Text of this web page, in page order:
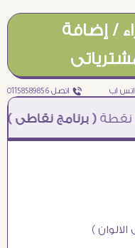
/ إضافة
اب ƒ اتصل 01158589856
( برنامج نقاطى )à خصم 5% للعملاء الجدد à شحن مجانى عند الشراء ب 4000 جنيه à